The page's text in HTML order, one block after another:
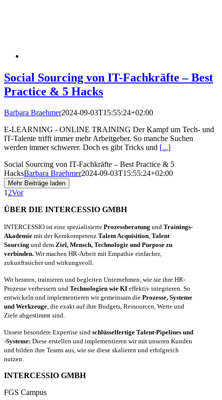
Social Sourcing von IT-Fachkräfte – Best
Practice & 5 Hacks
Barbara Braehmer2024-09-03T15:55:24+02:00
E-LEARNING - ONLINE TRAINING Der Kampf um Tech- und
IT-Talente trifft immer mehr Arbeitgeber. So manche Suchen
werden immer schwerer. Doch es gibt Tricks und [...]
Social Sourcing von IT-Fachkräfte – Best Practice & 5
HacksBarbara Braehmer2024-09-03T15:55:24+02:00
Mehr Beiträge laden
1 2Vor
ÜBER DIE INTERCESSIO GMBH
INTERCESSIO ist eine spezialisierte Prozessberatung und Trainings-
Akademie mit der Kernkompetenz Talent Acquisition Talent
Sourcing und dem Ziel, Mensch, Technologie und Purpose zu
verbinden. Wir machen HR-Arbeit mit Empathie einfacher,
zukunftssicher und wirkungsvoll.
Wir beraten, trainieren und begleiten Unternehmen, wie sie ihre HR-
Prozesse verbessern und Technologien wie KI effektiv integrieren. So
entwickeln und implementieren wir gemeinsam die Prozesse, Systeme
und Werkzeuge , die exakt auf ihre Budgets, Ressourcen, Werte und
Ziele abgestimmt sind.
Unsere besondere Expertise sind schlüsselfertige Talent-Pipelines und
-Systeme: Diese erstellen und implementieren wir mit unseren Kunden
und bilden ihre Teams aus, wie sie diese skalieren und erfolgreich
nutzen.
INTERCESSIO GMBH
FGS Campus